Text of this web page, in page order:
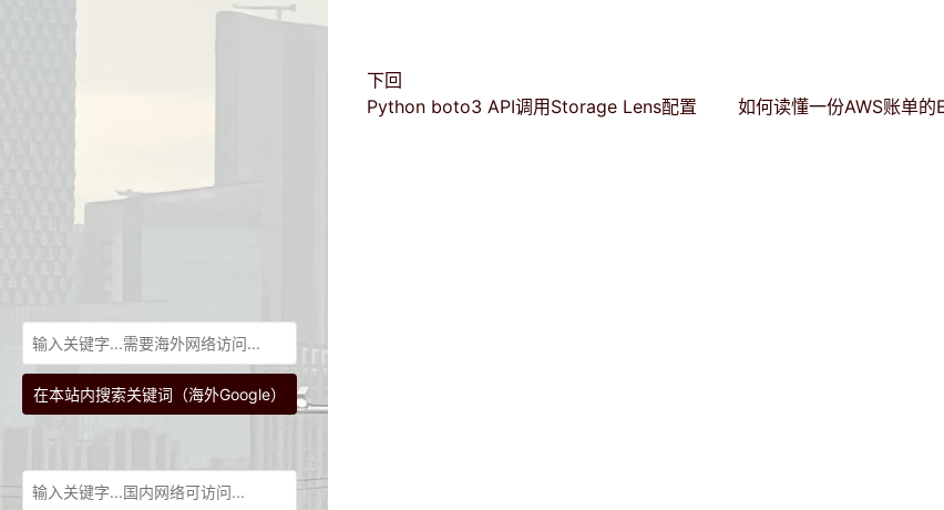
下回
Python boto3 API调用Storage Lens配置
如何读懂一份AWS账单
在本站内搜索关键词（海外Google）